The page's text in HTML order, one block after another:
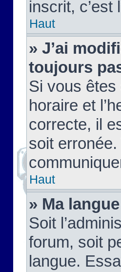
inscrit, c’est
Haut
» J’ai
toujours
Si vous êtes
horaire et
correcte, il
soit
Haut
» Ma
Soit
forum, soit
langue.